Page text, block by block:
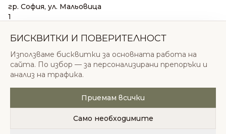
гр. София, ул. Мальовица
1
sales@odonatacosmetics.com
Нед: 11:00 – 18:00
© 2026 Одоната Козметикс ООД. Всички права
запазени.
Политика за поверителностОбщи условия
БИСКВИТКИ И ПОВЕРИТЕЛНОСТ
Използваме бисквитки за основната работа на
сайта. По избор — за персонализирани препоръки и
анализ на трафика.
Приемам всички
Само необходимите